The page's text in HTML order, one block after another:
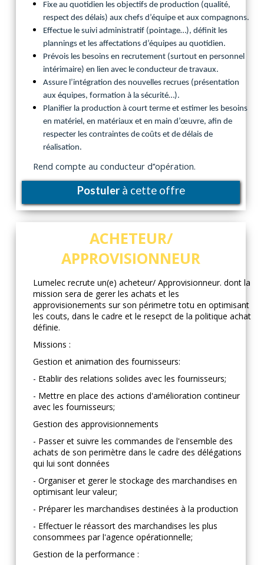
Fixe au quotidien les objectifs de production (qualité,
respect des délais) aux chefs d’équipe et aux compagnons.
Effectue le suivi administratif (pointage…), définit les
plannings et les affectations d’équipes au quotidien.
Prévois les besoins en recrutement (surtout en personnel
intérimaire) en lien avec le conducteur de travaux.
Assure l’intégration des nouvelles recrues (présentation
aux équipes, formation à la sécurité…).
Planifier la production à court terme et estimer les besoins
en matériel, en matériaux et en main d’œuvre, afin de
respecter les contraintes de coûts et de délais de
réalisation.
Rend compte au conducteur d’’opération.
Postulerà cette offre
ACHETEUR/
APPROVISIONNEUR
Lumelec recrute un(e) acheteur/ Approvisionneur. dont la
mission sera de gerer les achats et les
approvisionements sur son périmetre totu en optimisant
les couts, dans le cadre et le resepct de la politique achat
définie.
Missions :
Gestion et animation des fournisseurs:
- Etablir des relations solides avec les fournisseurs;
- Mettre en place des actions d'amélioration contineur
avec les fournisseurs;
Gestion des approvisionnements
- Passer et suivre les commandes de l'ensemble des
achats de son perimètre dans le cadre des délégations
qui lui sont données
- Organiser et gerer le stockage des marchandises en
optimisant leur valeur;
- Préparer les marchandises destinées à la production
- Effectuer le réassort des marchandises les plus
consommees par l'agence opérationnelle;
Gestion de la performance :